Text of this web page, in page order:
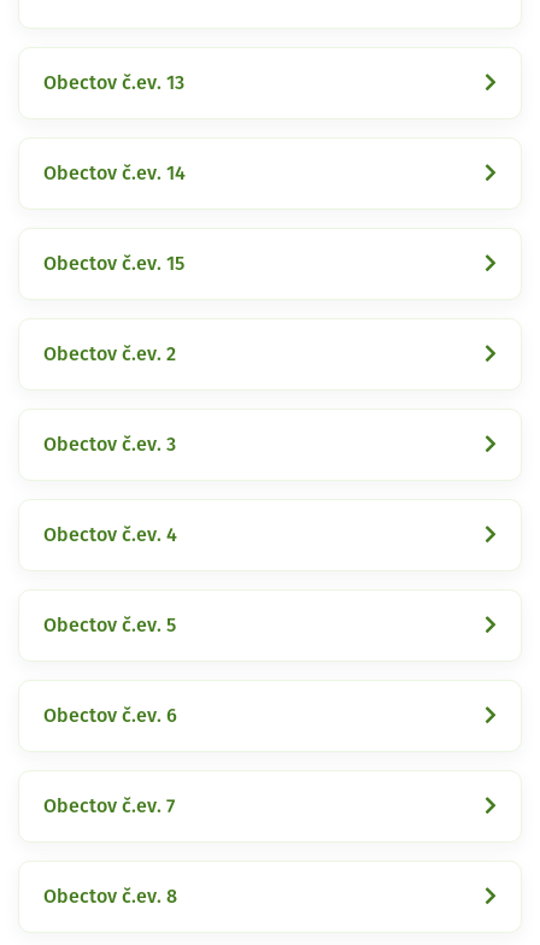
Obectov č.ev. 13
Obectov č.ev. 14
Obectov č.ev. 15
Obectov č.ev. 2
Obectov č.ev. 3
Obectov č.ev. 4
Obectov č.ev. 5
Obectov č.ev. 6
Obectov č.ev. 7
Obectov č.ev. 8